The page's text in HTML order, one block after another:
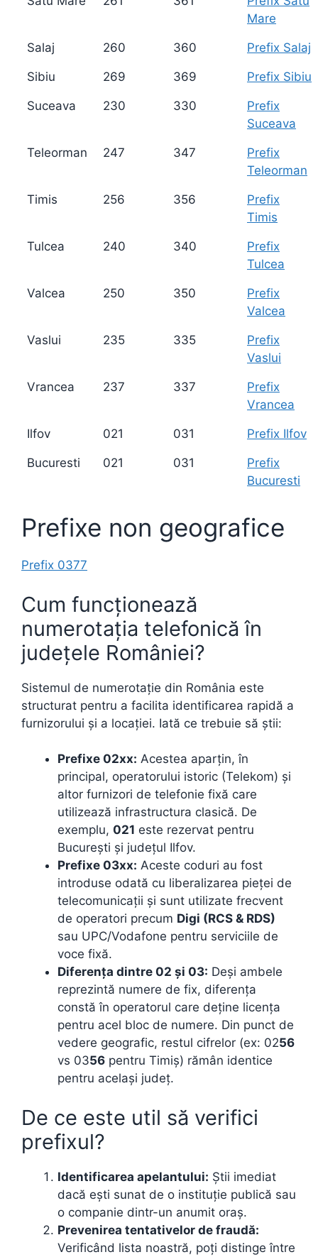
Mare
Salaj 260 360 Prefix Salaj
Sibiu 269 369 Prefix Sibiu
Suceava 230 330
Prefix
Suceava
Teleorman 247 347
Prefix
Teleorman
Timis 256 356
Prefix
Timis
Tulcea 240 340
Prefix
Tulcea
Valcea 250 350
Prefix
Valcea
Vaslui 235 335
Prefix
Vaslui
Vrancea 237 337
Prefix
Vrancea
Ilfov 021 031 Prefix Ilfov
Bucuresti 021 031
Prefix
Bucuresti
Prefixe non geografice
Prefix 0377
Cum funcționează
numerotația telefonică în
județele României?
Sistemul de numerotație din România este
structurat pentru a facilita identificarea rapidă a
furnizorului și a locației. Iată ce trebuie să știi:
Prefixe 02xx: Acestea aparțin, în
principal, operatorului istoric (Telekom) și
altor furnizori de telefonie fixă care
utilizează infrastructura clasică. De
exemplu, 021 este rezervat pentru
București și județul Ilfov.
Prefixe 03xx: Aceste coduri au fost
introduse odată cu liberalizarea pieței de
telecomunicații și sunt utilizate frecvent
de operatori precum Digi (RCS & RDS)
sau UPC/Vodafone pentru serviciile de
voce fixă.
Diferența dintre 02 și 03: Deși ambele
reprezintă numere de fix, diferența
constă în operatorul care deține licența
pentru acel bloc de numere. Din punct de
vedere geografic, restul cifrelor (ex: 0256
vs 0356 pentru Timiș) rămân identice
pentru același județ.
De ce este util să verifici
prefixul?
Identificarea apelantului: Știi imediat
dacă ești sunat de o instituție publică sau
o companie dintr-un anumit oraș.
Prevenirea tentativelor de fraudă:
Verificând lista noastră, poți distinge între